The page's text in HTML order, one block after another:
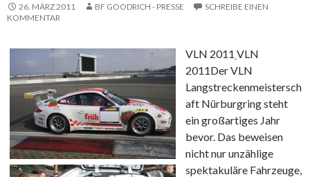
26. MÄRZ 2011 BF GOODRICH - PRESSE
SCHREIBE EINEN
KOMMENTAR
VLN 2011 VLN
2011Der VLN
Langstreckenmeistersch
aft Nürburgring steht
ein großartiges Jahr
bevor. Das beweisen
nicht nur unzählige
spektakuläre Fahrzeuge,